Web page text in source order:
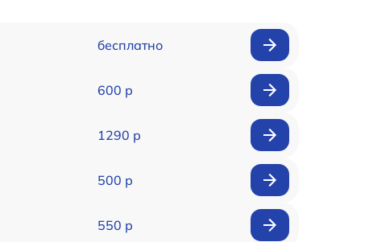
бесплатно
600 р
1290 р
500 р
550 р